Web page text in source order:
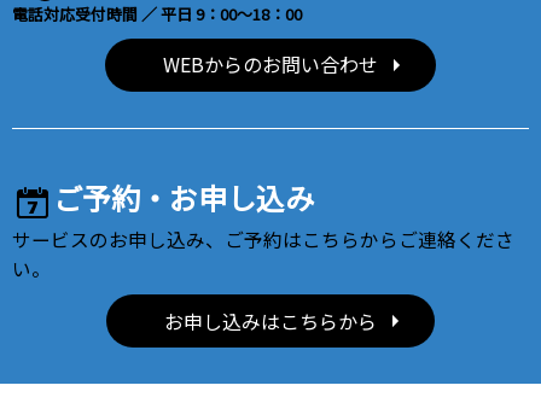
電話対応受付時間 ／ 平日 9：00～18：00
WEBからのお問い合わせ
ご予約・お申し込み
サービスのお申し込み、ご予約はこちらからご連絡くださ
い。
お申し込みはこちらから